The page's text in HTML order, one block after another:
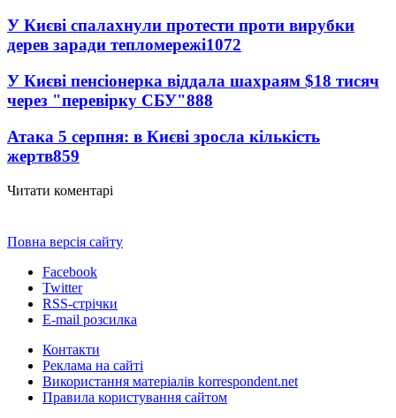
У Києві спалахнули протести проти вирубки
дерев заради тепломережі1072
У Києві пенсіонерка віддала шахраям $18 тисяч
через "перевірку СБУ"888
Атака 5 серпня: в Києві зросла кількість
жертв859
Читати коментарі
Повна версія сайту
Facebook
Twitter
RSS-стрічки
E-mail розсилка
Контакти
Реклама на сайті
Використання матеріалів korrespondent.net
Правила користування сайтом